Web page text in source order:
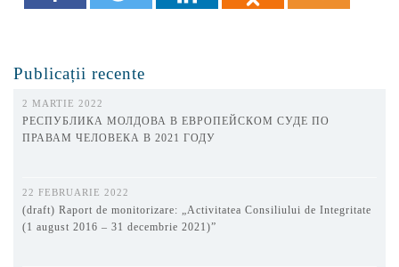
Publicații recente
2 MARTIE 2022
РЕСПУБЛИКА МОЛДОВА В ЕВРОПЕЙСКОМ СУДЕ ПО
ПРАВАМ ЧЕЛОВЕКА В 2021 ГОДУ
22 FEBRUARIE 2022
(draft) Raport de monitorizare: „Activitatea Consiliului de Integritate
(1 august 2016 – 31 decembrie 2021)”